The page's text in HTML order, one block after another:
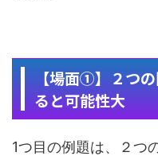
【場面①】２つの
ると可能性大
1つ目の例題は、２つ